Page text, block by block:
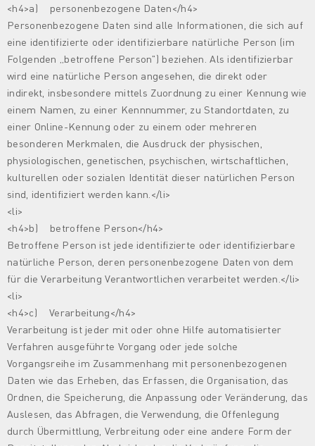
<h4>a) personenbezogene Daten</h4>
Personenbezogene Daten sind alle Informationen, die sich auf
eine identifizierte oder identifizierbare natürliche Person (im
Folgenden „betroffene Person") beziehen. Als identifizierbar
wird eine natürliche Person angesehen, die direkt oder
indirekt, insbesondere mittels Zuordnung zu einer Kennung wie
einem Namen, zu einer Kennnummer, zu Standortdaten, zu
einer Online-Kennung oder zu einem oder mehreren
besonderen Merkmalen, die Ausdruck der physischen,
physiologischen, genetischen, psychischen, wirtschaftlichen,
kulturellen oder sozialen Identität dieser natürlichen Person
sind, identifiziert werden kann.</li>
<li>
<h4>b) betroffene Person</h4>
Betroffene Person ist jede identifizierte oder identifizierbare
natürliche Person, deren personenbezogene Daten von dem
für die Verarbeitung Verantwortlichen verarbeitet werden.</li>
<li>
<h4>c) Verarbeitung</h4>
Verarbeitung ist jeder mit oder ohne Hilfe automatisierter
Verfahren ausgeführte Vorgang oder jede solche
Vorgangsreihe im Zusammenhang mit personenbezogenen
Daten wie das Erheben, das Erfassen, die Organisation, das
Ordnen, die Speicherung, die Anpassung oder Veränderung, das
Auslesen, das Abfragen, die Verwendung, die Offenlegung
durch Übermittlung, Verbreitung oder eine andere Form der